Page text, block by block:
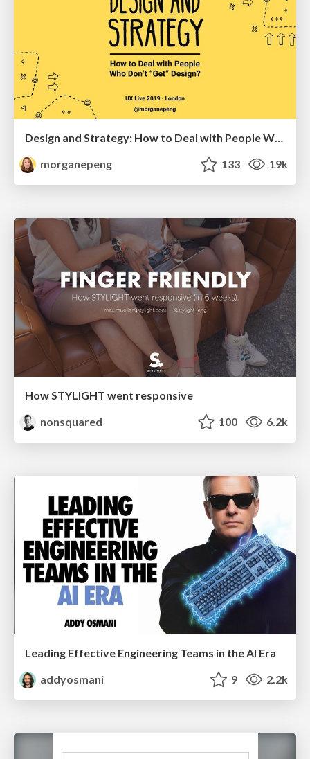
morganepeng
133 19k
How STYLIGHT went responsive
nonsquared
100 6.2k
Leading Effective Engineering Teams in the AI Era
addyosmani
9 2.2k